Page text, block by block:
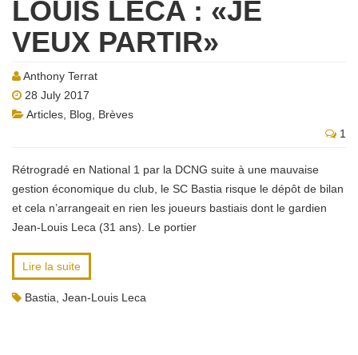
LOUIS LECA : «JE
VEUX PARTIR»
Anthony Terrat
28 July 2017
Articles Blog
Brèves
1
Rétrogradé en National 1 par la DCNG suite à une mauvaise
gestion économique du club, le SC Bastia risque le dépôt de bilan
et cela n’arrangeait en rien les joueurs bastiais dont le gardien
Jean-Louis Leca (31 ans). Le portier
Lire la suite
Bastia Jean-Louis Leca